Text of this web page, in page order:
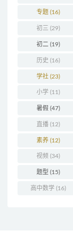
专题(16)
初三 (29)
初二 (19)
历史 (16)
学社(23)
小学(11)
暑假 (47)
直播(12)
素养(12)
视频 (34)
题型 (15)
高中数学(16)